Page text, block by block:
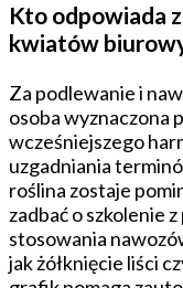
Kto odpowiada
kwiatów
Za podlewanie i
osoba wyznaczona
wcześniejszego
uzgadniania
roślina zostaje
zadbać o szkolenie
stosowania
jak żółknięcie liści